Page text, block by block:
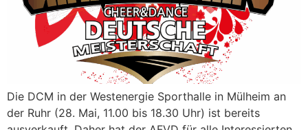
Die DCM in der Westenergie Sporthalle in Mülheim an
der Ruhr (28. Mai, 11.00 bis 18.30 Uhr) ist bereits